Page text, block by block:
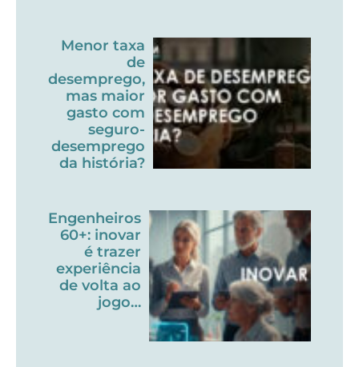
Menor taxa
de
desemprego,
mas maior
gasto com
seguro-
desemprego
da história?
Engenheiros
60+: inovar
é trazer
experiência
de volta ao
jogo…